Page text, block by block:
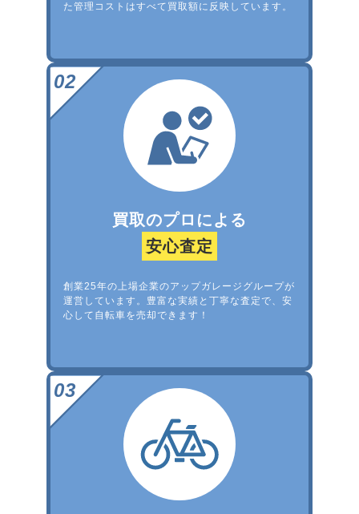
た管理コストはすべて買取額に反映しています。
買取のプロによる
安心査定
創業25年の上場企業のアップガレージグループが
運営しています。豊富な実績と丁寧な査定で、安
心して自転車を売却できます！